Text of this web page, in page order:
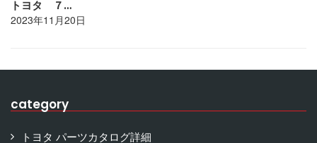
トヨタ ７…
2023年11月20日
category
トヨタ パーツカタログ詳細